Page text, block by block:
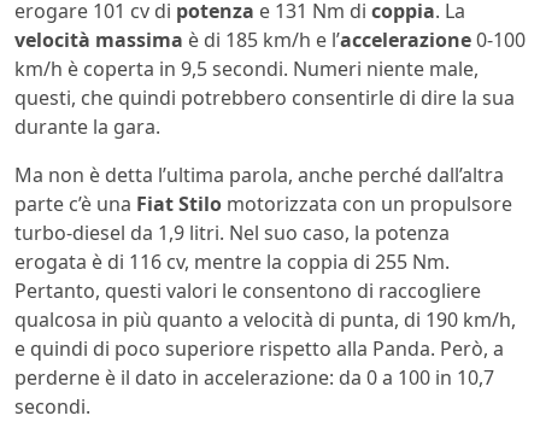
erogare 101 cv di potenza e 131 Nm di coppia. La
velocità massima è di 185 km/h e l’accelerazione0-100
km/h è coperta in 9,5 secondi. Numeri niente male,
questi, che quindi potrebbero consentirle di dire la sua
durante la gara.
Ma non è detta l’ultima parola, anche perché dall’altra
parte c’è una Fiat Stilo motorizzata con un propulsore
turbo-diesel da 1,9 litri. Nel suo caso, la potenza
erogata è di 116 cv, mentre la coppia di 255 Nm.
Pertanto, questi valori le consentono di raccogliere
qualcosa in più quanto a velocità di punta, di 190 km/h,
e quindi di poco superiore rispetto alla Panda. Però, a
perderne è il dato in accelerazione: da 0 a 100 in 10,7
secondi.